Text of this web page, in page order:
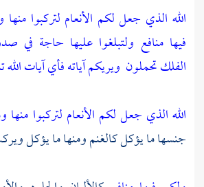
الله الذي جعل لكم الأنعام لتركبوا منها
فيها منافع ولتبلغوا عليها حاجة في
الفلك تحملون ويريكم آياته فأي آيات
الله الذي جعل لكم الأنعام لتركبوا منها
جنسها ما يؤكل كالغنم ومنها ما يؤكل